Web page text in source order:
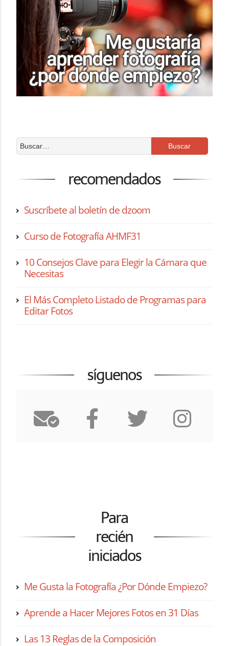
recomendados
Suscríbete al boletín de dzoom
Curso de Fotografía AHMF31
10 Consejos Clave para Elegir la Cámara que
Necesitas
El Más Completo Listado de Programas para
Editar Fotos
síguenos
Para
recién
iniciados
Me Gusta la Fotografía ¿Por Dónde Empiezo?
Aprende a Hacer Mejores Fotos en 31 Días
Las 13 Reglas de la Composición